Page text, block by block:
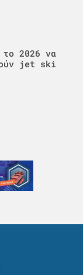
το 2026 να
jet ski